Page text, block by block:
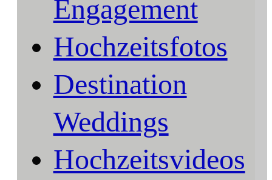
Engagement
Hochzeitsfotos
Destination
Weddings
Hochzeitsvideos